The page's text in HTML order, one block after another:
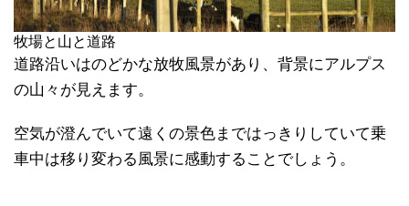
牧場と山と道路
道路沿いはのどかな放牧風景があり、背景にアルプス
の山々が見えます。
空気が澄んでいて遠くの景色まではっきりしていて乗
車中は移り変わる風景に感動することでしょう。